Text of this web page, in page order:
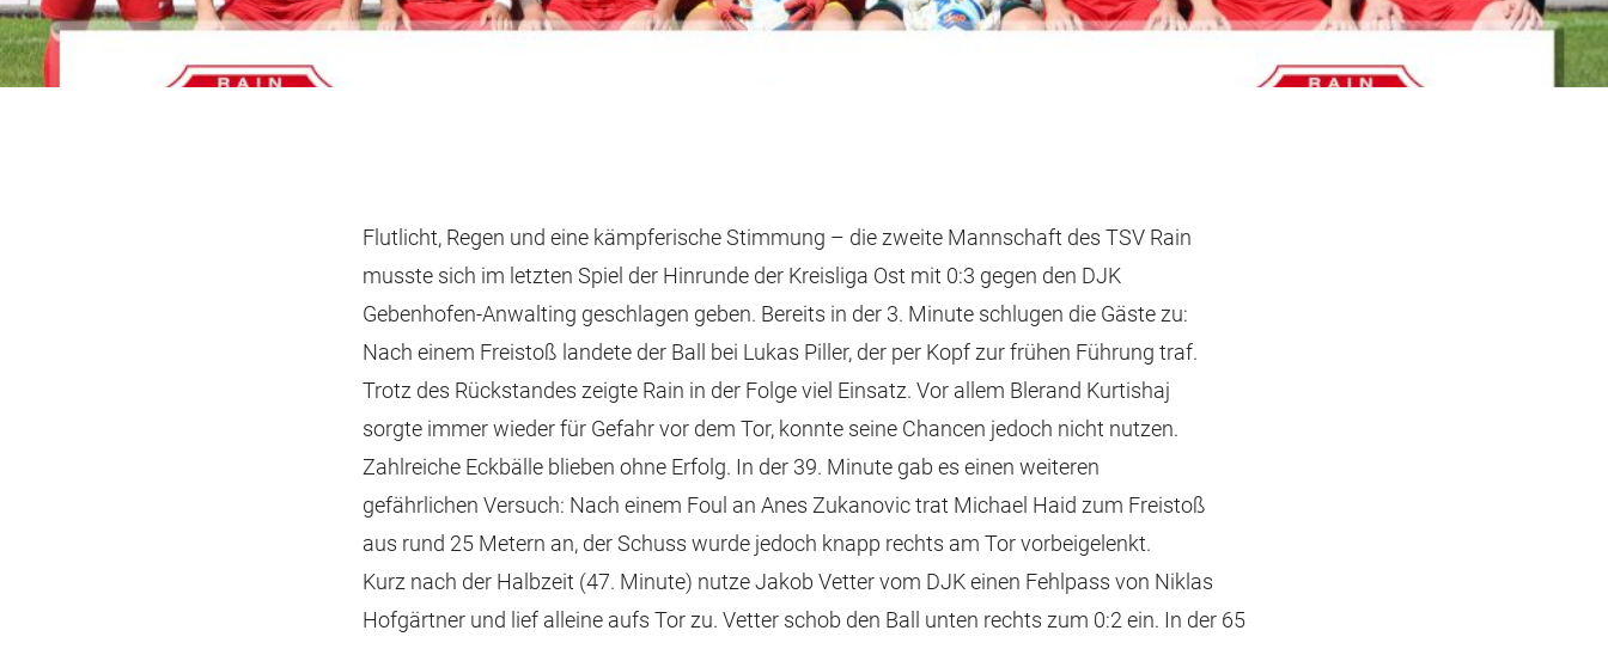
Flutlicht, Regen und eine kämpferische Stimmung – die zweite Mannschaft des TSV Rain
musste sich im letzten Spiel der Hinrunde der Kreisliga Ost mit 0:3 gegen den DJK
Gebenhofen-Anwalting geschlagen geben. Bereits in der 3. Minute schlugen die Gäste zu:
Nach einem Freistoß landete der Ball bei Lukas Piller, der per Kopf zur frühen Führung traf.
Trotz des Rückstandes zeigte Rain in der Folge viel Einsatz. Vor allem Blerand Kurtishaj
sorgte immer wieder für Gefahr vor dem Tor, konnte seine Chancen jedoch nicht nutzen.
Zahlreiche Eckbälle blieben ohne Erfolg. In der 39. Minute gab es einen weiteren
gefährlichen Versuch: Nach einem Foul an Anes Zukanovic trat Michael Haid zum Freistoß
aus rund 25 Metern an, der Schuss wurde jedoch knapp rechts am Tor vorbeigelenkt.
Kurz nach der Halbzeit (47. Minute) nutze Jakob Vetter vom DJK einen Fehlpass von Niklas
Hofgärtner und lief alleine aufs Tor zu. Vetter schob den Ball unten rechts zum 0:2 ein. In der 65